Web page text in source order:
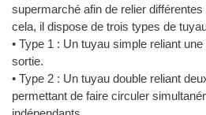
supermarché afin de relier
cela, il dispose de trois types de
• Type 1 : Un tuyau simple reliant
sortie.
• Type 2 : Un tuyau double reliant
permettant de faire circuler